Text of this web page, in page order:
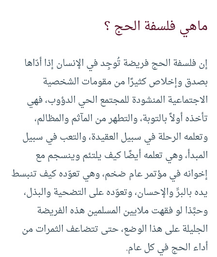
ماهي فلسفة الحج ؟
إن فلسفة الحج فريضة تُوجِد في الإنسان إذا أدّاها
بصدق وإخلاص كثيرًا من مقومات الشخصية
الاجتماعية المنشودة للمجتمع الحي الدؤوب، فهي
تأخذه أولاً بالتوبة، والتطهر من المآثم والمظالم،
وتعلمه الرحلة في سبيل العقيدة، والتعب في سبيل
المبدأ، وهي تعلمه أيضًا كيف يلتئم وينسجم مع
إخوانه في مؤتمر عام ضخم، وهي تعوّده كيف تنبسط
يده بالبرِّ والإحسان، وتعوّده على التضحية والبذل،
وحبَّذا لو فقهت ملايين المسلمين هذه الفريضة
الجليلة على هذا الوضع، حتى تتضاعف الثمرات من
أداء الحج في كل عام.